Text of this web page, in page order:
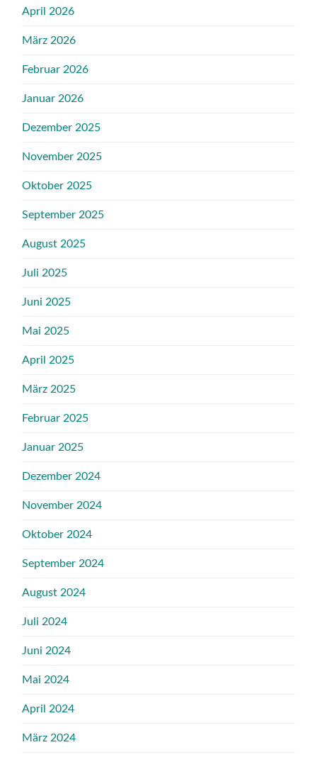
April 2026
März 2026
Februar 2026
Januar 2026
Dezember 2025
November 2025
Oktober 2025
September 2025
August 2025
Juli 2025
Juni 2025
Mai 2025
April 2025
März 2025
Februar 2025
Januar 2025
Dezember 2024
November 2024
Oktober 2024
September 2024
August 2024
Juli 2024
Juni 2024
Mai 2024
April 2024
März 2024